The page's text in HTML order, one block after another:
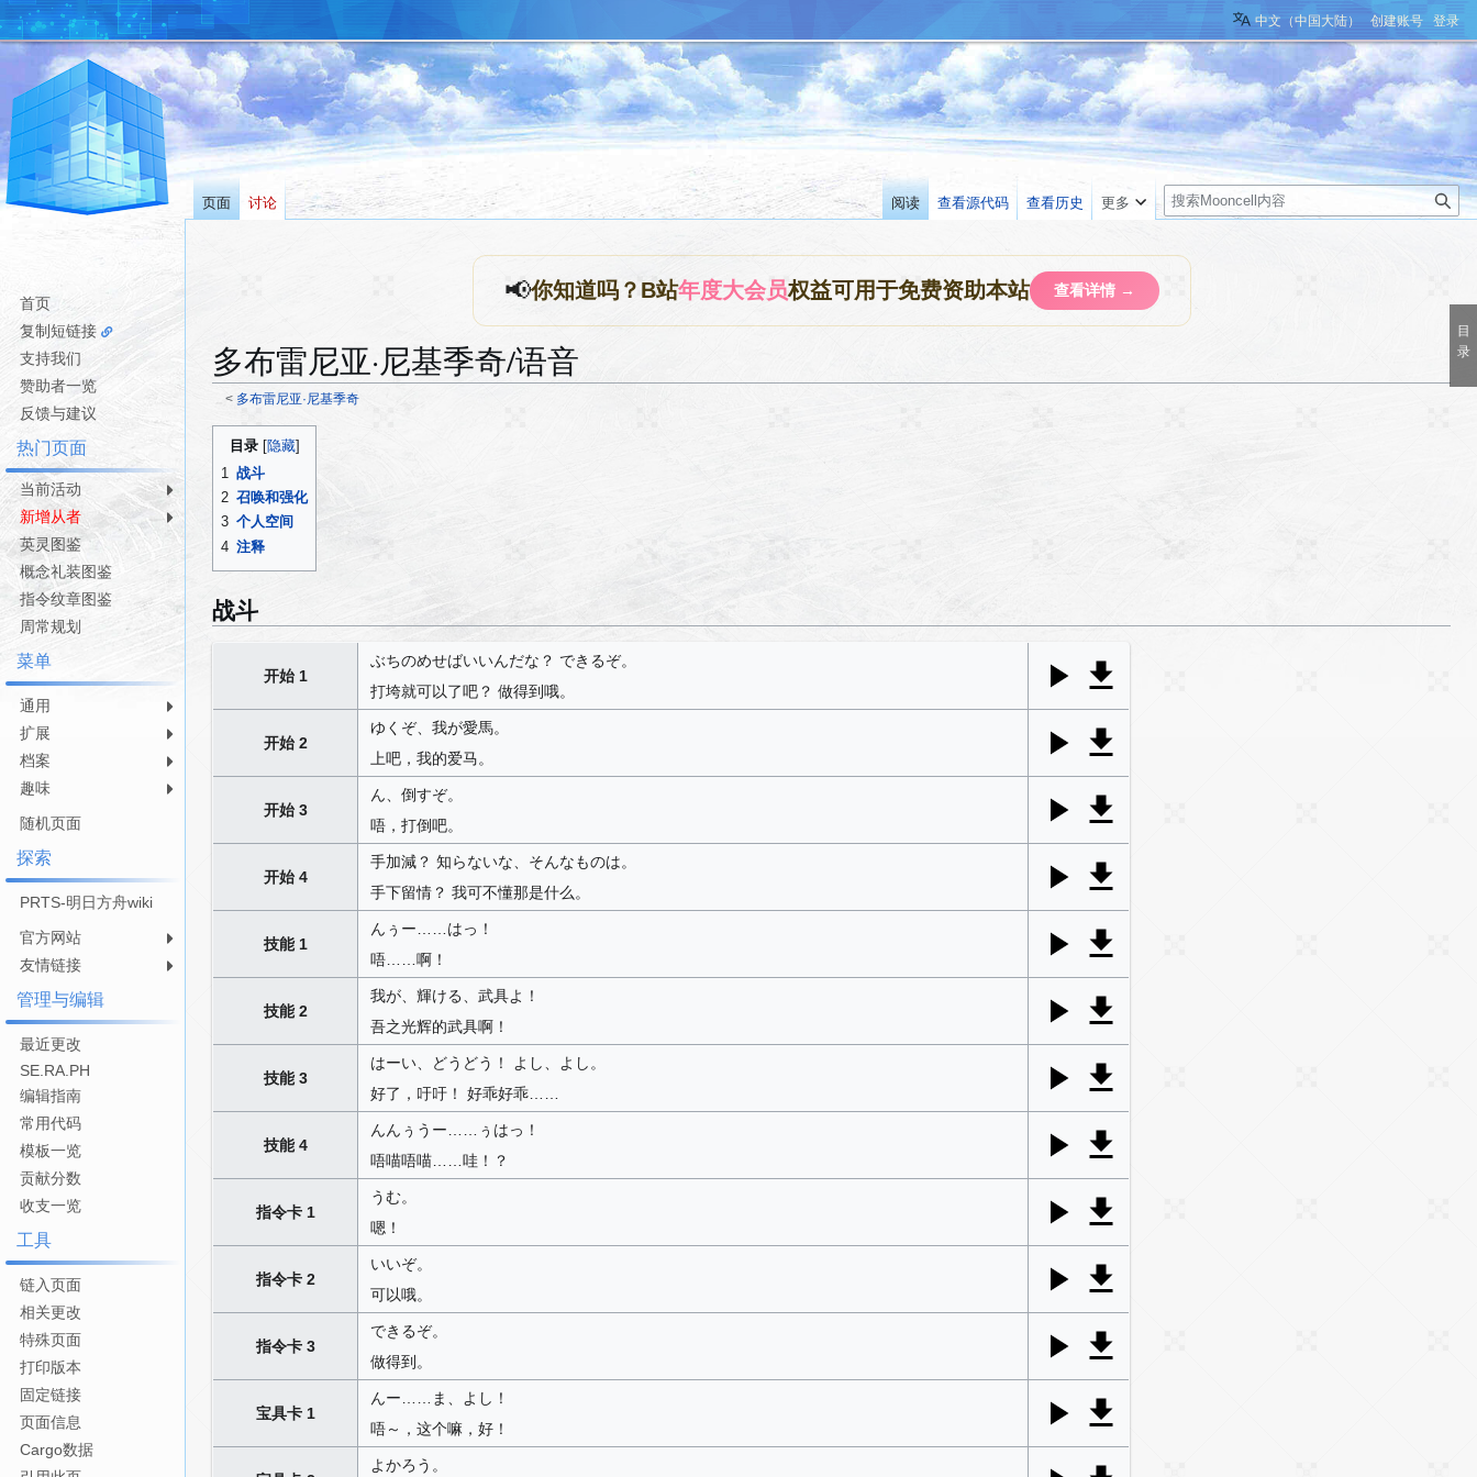
📢你知道吗？B站年度大会员权益可用于免费资助本站 查看详情 →
多布雷尼亚·尼基季奇/语音
< 多布雷尼亚·尼基季奇
目录
1 战斗
2 召唤和强化
3 个人空间
4 注释
战斗
开始 1
ぶちのめせばいいんだな？ できるぞ。
打垮就可以了吧？ 做得到哦。
开始 2
ゆくぞ、我が愛馬。
上吧，我的爱马。
开始 3
ん、倒すぞ。
唔，打倒吧。
开始 4
手加減？ 知らないな、そんなものは。
手下留情？ 我可不懂那是什么。
技能 1
んぅー……はっ！
唔……啊！
技能 2
我が、輝ける、武具よ！
吾之光辉的武具啊！
技能 3
はーい、どうどう！ よし、よし。
好了，吁吁！ 好乖好乖……
技能 4
んんぅうー……ぅはっ！
唔喵唔喵……哇！？
指令卡 1
うむ。
嗯！
指令卡 2
いいぞ。
可以哦。
指令卡 3
できるぞ。
做得到。
宝具卡 1
んー……ま、よし！
唔～，这个嘛，好！
よかろう。
中文（中国大陆） 创建账号 登录
页面 讨论 阅读 查看源代码 查看历史 更多
搜
索
首页
复制短链接
支持我们
赞助者一览
反馈与建议
热门页面
当前活动
新增从者
英灵图鉴
概念礼装图鉴
指令纹章图鉴
周常规划
菜单
通用
扩展
档案
趣味
随机页面
探索
PRTS-明日方舟wiki
官方网站
友情链接
管理与编辑
最近更改
SE.RA.PH
编辑指南
常用代码
模板一览
贡献分数
收支一览
工具
链入页面
相关更改
特殊页面
打印版本
固定链接
页面信息
Cargo数据